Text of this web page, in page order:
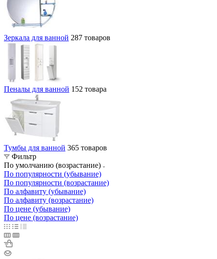
Зеркала для ванной 287 товаров
Пеналы для ванной 152 товара
Тумбы для ванной 365 товаров
Фильтр
По умолчанию (возрастание)
По популярности (убывание)
По популярности (возрастание)
По алфавиту (убывание)
По алфавиту (возрастание)
По цене (убывание)
По цене (возрастание)